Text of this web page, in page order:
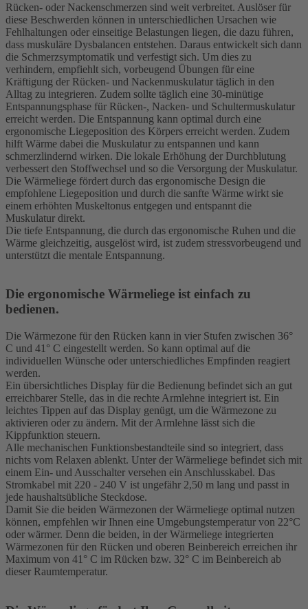
Rücken- oder Nackenschmerzen sind weit verbreitet. Auslöser für
diese Beschwerden können in unterschiedlichen Ursachen wie
Fehlhaltungen oder einseitige Belastungen liegen, die dazu führen,
dass muskuläre Dysbalancen entstehen. Daraus entwickelt sich dann
die Schmerzsymptomatik und verfestigt sich. Um dies zu
verhindern, empfiehlt sich, vorbeugend Übungen für eine
Kräftigung der Rücken- und Nackenmuskulatur täglich in den
Alltag zu integrieren. Zudem sollte täglich eine 30-minütige
Entspannungsphase für Rücken-, Nacken- und Schultermuskulatur
erreicht werden. Die Entspannung kann optimal durch eine
ergonomische Liegeposition des Körpers erreicht werden. Zudem
hilft Wärme dabei die Muskulatur zu entspannen und kann
schmerzlindernd wirken. Die lokale Erhöhung der Durchblutung
verbessert den Stoffwechsel und so die Versorgung der Muskulatur.
Die Wärmeliege fördert durch das ergonomische Design die
empfohlene Liegeposition und durch die sanfte Wärme wirkt sie
einem erhöhten Muskeltonus entgegen und entspannt die
Muskulatur direkt.
Die tiefe Entspannung, die durch das ergonomische Ruhen und die
Wärme gleichzeitig, ausgelöst wird, ist zudem stressvorbeugend und
unterstützt die mentale Entspannung.
Die ergonomische Wärmeliege ist einfach zu
bedienen.
Die Wärmezone für den Rücken kann in vier Stufen zwischen 36°
C und 41° C eingestellt werden. So kann optimal auf die
individuellen Wünsche oder unterschiedliches Empfinden reagiert
werden.
Ein übersichtliches Display für die Bedienung befindet sich an gut
erreichbarer Stelle, das in die rechte Armlehne integriert ist. Ein
leichtes Tippen auf das Display genügt, um die Wärmezone zu
aktivieren oder zu ändern. Mit der Armlehne lässt sich die
Kippfunktion steuern.
Alle mechanischen Funktionsbestandteile sind so integriert, dass
nichts vom Relaxen ablenkt. Unter der Wärmeliege befindet sich mit
einem Ein- und Ausschalter versehen ein Anschlusskabel. Das
Stromkabel mit 220 - 240 V ist ungefähr 2,50 m lang und passt in
jede haushaltsübliche Steckdose.
Damit Sie die beiden Wärmezonen der Wärmeliege optimal nutzen
können, empfehlen wir Ihnen eine Umgebungstemperatur von 22°C
oder wärmer. Denn die beiden, in der Wärmeliege integrierten
Wärmezonen für den Rücken und oberen Beinbereich erreichen ihr
Maximum von 41° C im Rücken bzw. 32° C im Beinbereich ab
dieser Raumtemperatur.